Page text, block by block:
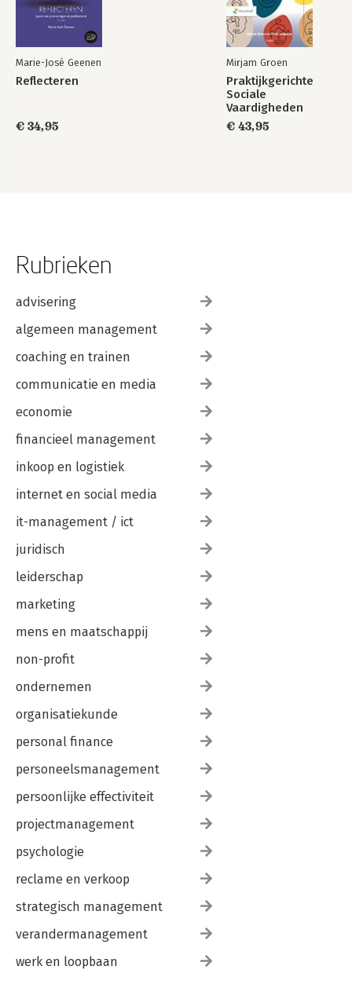
Marie-José Geenen
Reflecteren
€ 34,95
Mirjam Groen
Praktijkgerichte
Sociale
Vaardigheden
€ 43,95
Rubrieken
advisering
algemeen management
coaching en trainen
communicatie en media
economie
financieel management
inkoop en logistiek
internet en social media
it-management / ict
juridisch
leiderschap
marketing
mens en maatschappij
non-profit
ondernemen
organisatiekunde
personal finance
personeelsmanagement
persoonlijke effectiviteit
projectmanagement
psychologie
reclame en verkoop
strategisch management
verandermanagement
werk en loopbaan